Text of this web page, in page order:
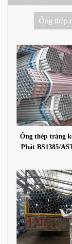
Ống thép
Ống thép tráng
Phát BS1385/